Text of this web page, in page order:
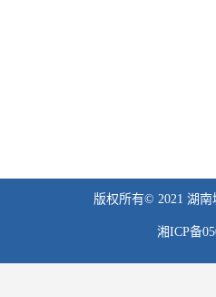
版权所有© 2021 湖
湘ICP备